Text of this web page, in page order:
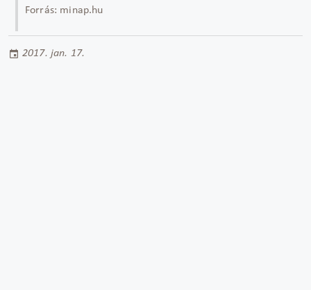
Forrás: minap.hu
2017. jan. 17.